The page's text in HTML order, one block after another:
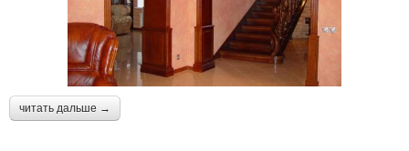
читать дальше →